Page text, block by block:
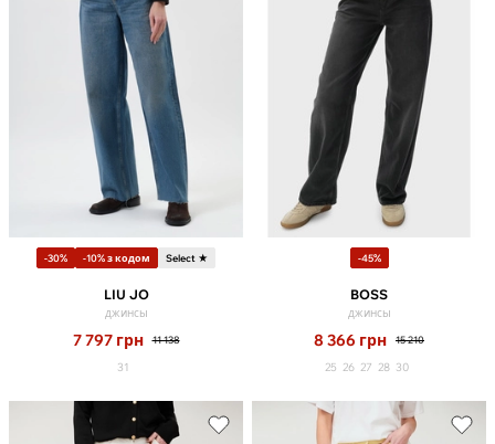
-30% -10% з кодом Select ★
LIU JO
джинсы
7 797 грн 11 138
31
-45%
BOSS
джинсы
8 366 грн 15 210
25 26 27 28 30